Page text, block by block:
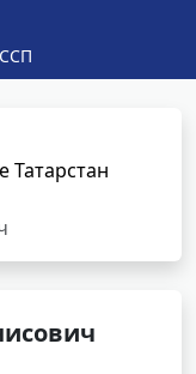
Татарстан